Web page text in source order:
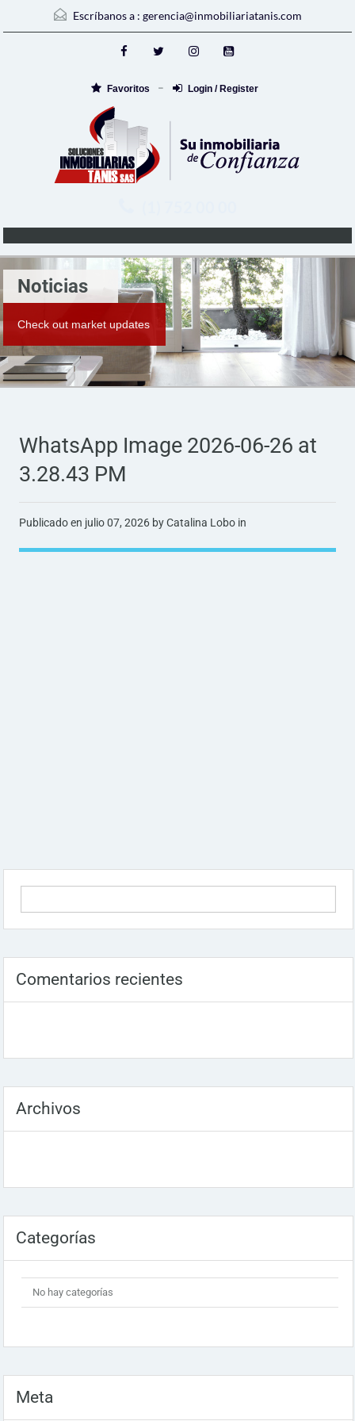
Escríbanos a : gerencia@inmobiliariatanis.com
Favoritos Login / Register
Noticias
Check out market updates
WhatsApp Image 2026-06-26 at
3.28.43 PM
Publicado en julio 07, 2026 by Catalina Lobo in
Comentarios recientes
Archivos
Categorías
No hay categorías
Meta